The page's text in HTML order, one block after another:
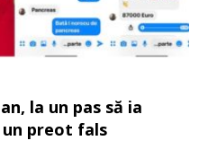
la un pas să ia
preot fals